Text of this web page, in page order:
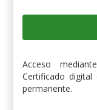
Acceso
Certificado
permanente.